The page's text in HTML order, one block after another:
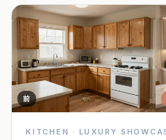
前
KITCHEN · LUXURY